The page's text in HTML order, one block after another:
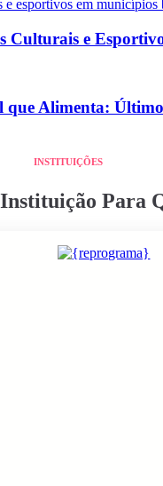
Culturais e
que Alimenta:
INSTITUIÇÕES
Para